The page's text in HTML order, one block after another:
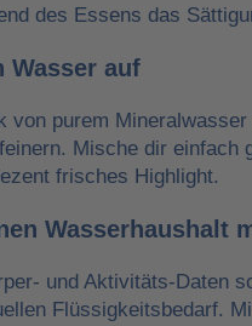
des Essens das
Wasser auf
von purem
Mische dir
frisches Highlight.
Wasserhaushalt
und Aktivitäts-Daten
Flüssigkeitsbedarf.